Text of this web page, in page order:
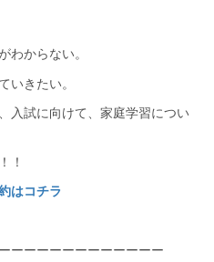
わからない。
いきたい。
入試に向けて、家庭学習につい
！
はコチラ
ーーーーーーーーーーーー